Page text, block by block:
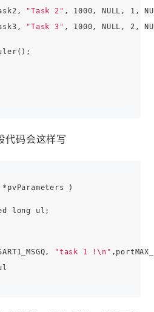
"Task 2" , 1000, NULL, 1,
"Task 3" , 1000, NULL, 2,
代码会这样写
)
long ul;
"task 1 !\n"